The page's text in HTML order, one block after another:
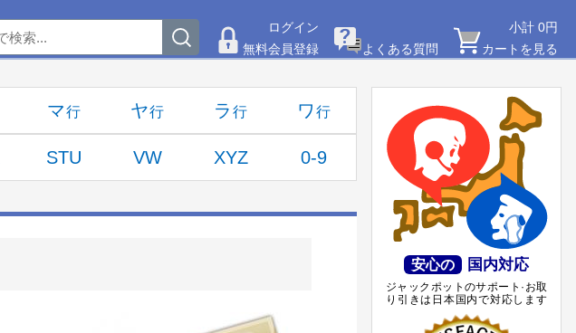
ログイン
無料会員登録
よくある質問
小計 0円
カートを見る
マ ヤ ラ ワ
STU VW XYZ 0-9
安心の 国内対応
ジャックポットのサポート·お取
り引きは日本国内で対応します